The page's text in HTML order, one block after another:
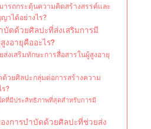
รถกระตุ้นความคิดสร้างสรรค์และ
าได้อย่างไร?
ดด้วยศิลปะที่ส่งเสริมการมี
อายุคืออะไร?
งเสริมทักษะการสื่อสารในผู้สูงอายุ
วยศิลปะกลุ่มต่อการสร้างความ
?
ดที่มีประสิทธิภาพที่สุดสำหรับการมี
งการบำบัดด้วยศิลปะที่ช่วยส่ง